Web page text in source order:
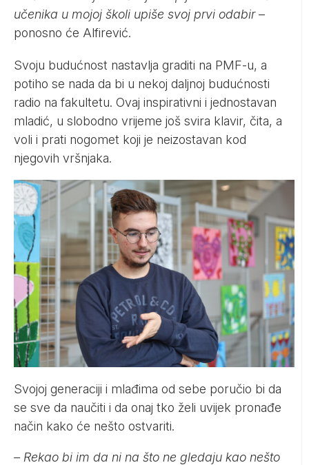
učenika u mojoj školi upiše svoj prvi odabir–
ponosno će Alfirević.
Svoju budućnost nastavlja graditi na PMF-u, a
potiho se nada da bi u nekoj daljnoj budućnosti
radio na fakultetu. Ovaj inspirativni i jednostavan
mladić, u slobodno vrijeme još svira klavir, čita, a
voli i prati nogomet koji je neizostavan kod
njegovih vršnjaka.
Svojoj generaciji i mlađima od sebe poručio bi da
se sve da naučiti i da onaj tko želi uvijek pronađe
način kako će nešto ostvariti.
– Rekao bi im da ni na što ne gledaju kao nešto